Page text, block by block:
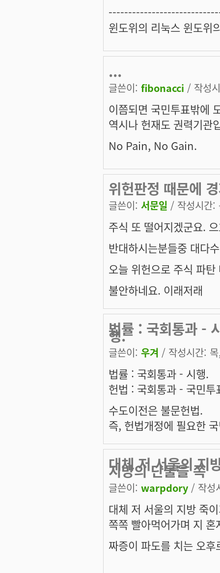
윈도위의 리눅스 윈도위
...
글쓴이: fibonacci / 작성
이쯤되면 국민투표밖에
역시나 헌재도 권력기관
No Pain, No Gain.
위헌판정 때문에
글쓴이: 서문일 / 작성시간
주식 또 떨어지겠군요.
반대하시는분들중 대다
오늘 위헌으로 주식 파
불안하네요. 이래저래
법률 : 국회통과 -
행.
글쓴이: 우겨 / 작성시간:
법률 : 국회통과 - 시행.
헌법 : 국회통과 - 국민투
수도이전은 불문헌법.
즉, 헌법개정에 필요한
대체 저 서울의 지
지방의 단물을 쪽
글쓴이: warpdory / 작성
대체 저 서울의 지방 죽
쪽쪽 빨아먹어가며 지
짜증이 파도를 치는 오후